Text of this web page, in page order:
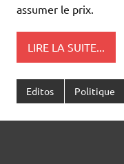
assumer le prix.
LIRE LA SUITE...
Editos Politique